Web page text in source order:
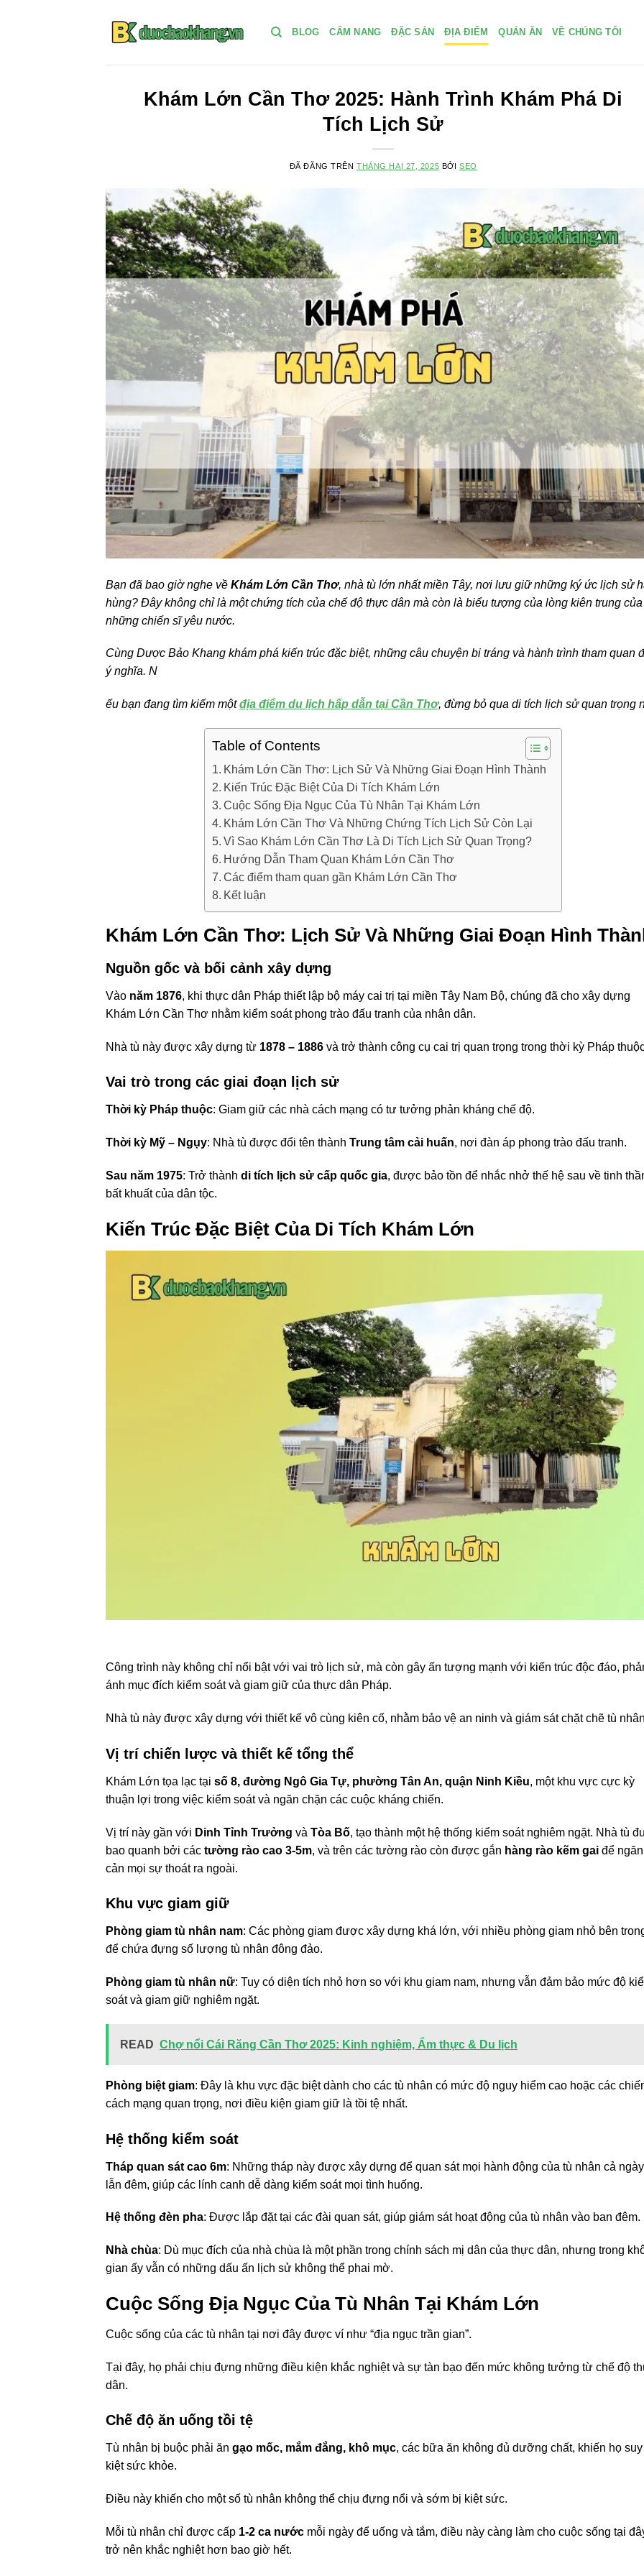
BLOG CẨM NANG ĐẶC SẢN ĐỊA ĐIỂM QUÁN ĂN VỀ CHÚNG TÔI
Khám Lớn Cần Thơ 2025: Hành Trình Khám Phá Di
Tích Lịch Sử
ĐÃ ĐĂNG TRÊNTHÁNG HAI 27, 2025 BỞI SEO
Bạn đã bao giờ nghe về Khám Lớn Cần Thơ, nhà tù lớn nhất miền Tây, nơi lưu giữ những ký ức lịch sử
hùng? Đây không chỉ là một chứng tích của chế độ thực dân mà còn là biểu tượng của lòng kiên trung của
những chiến sĩ yêu nước.
Cùng Dược Bảo Khang khám phá kiến trúc đặc biệt, những câu chuyện bi tráng và hành trình tham quan
ý nghĩa. N
ếu bạn đang tìm kiếm mộtđịa điểm du lịch hấp dẫn tại Cần Thơ, đừng bỏ qua di tích lịch sử quan trọng
Table of Contents
Khám Lớn Cần Thơ: Lịch Sử Và Những Giai Đoạn Hình Thành
Kiến Trúc Đặc Biệt Của Di Tích Khám Lớn
Cuộc Sống Địa Ngục Của Tù Nhân Tại Khám Lớn
Khám Lớn Cần Thơ Và Những Chứng Tích Lịch Sử Còn Lại
Vì Sao Khám Lớn Cần Thơ Là Di Tích Lịch Sử Quan Trọng?
Hướng Dẫn Tham Quan Khám Lớn Cần Thơ
Các điểm tham quan gần Khám Lớn Cần Thơ
Kết luận
Khám Lớn Cần Thơ: Lịch Sử Và Những Giai Đoạn Hình
Nguồn gốc và bối cảnh xây dựng
Vào năm 1876, khi thực dân Pháp thiết lập bộ máy cai trị tại miền Tây Nam Bộ, chúng đã cho xây dựng
Khám Lớn Cần Thơ nhằm kiểm soát phong trào đấu tranh của nhân dân.
Nhà tù này được xây dựng từ 1878 – 1886 và trở thành công cụ cai trị quan trọng trong thời kỳ Pháp
Vai trò trong các giai đoạn lịch sử
Thời kỳ Pháp thuộc: Giam giữ các nhà cách mạng có tư tưởng phản kháng chế độ.
Thời kỳ Mỹ – Ngụy: Nhà tù được đổi tên thành Trung tâm cải huấn, nơi đàn áp phong trào đấu tranh.
Sau năm 1975: Trở thành di tích lịch sử cấp quốc gia, được bảo tồn để nhắc nhở thế hệ sau về tinh
bất khuất của dân tộc.
Kiến Trúc Đặc Biệt Của Di Tích Khám Lớn
Công trình này không chỉ nổi bật với vai trò lịch sử, mà còn gây ấn tượng mạnh với kiến trúc độc đáo,
ánh mục đích kiểm soát và giam giữ của thực dân Pháp.
Nhà tù này được xây dựng với thiết kế vô cùng kiên cố, nhằm bảo vệ an ninh và giám sát chặt chẽ tù
Vị trí chiến lược và thiết kế tổng thể
Khám Lớn tọa lạc tại số 8, đường Ngô Gia Tự, phường Tân An, quận Ninh Kiều, một khu vực cực kỳ
thuận lợi trong việc kiểm soát và ngăn chặn các cuộc kháng chiến.
Vị trí này gần với Dinh Tỉnh Trưởng và Tòa Bố, tạo thành một hệ thống kiểm soát nghiêm ngặt. Nhà tù
bao quanh bởi các tường rào cao 3-5m, và trên các tường rào còn được gắn hàng rào kẽm gai để ngăn
cản mọi sự thoát ra ngoài.
Khu vực giam giữ
Phòng giam tù nhân nam: Các phòng giam được xây dựng khá lớn, với nhiều phòng giam nhỏ bên
để chứa đựng số lượng tù nhân đông đảo.
Phòng giam tù nhân nữ: Tuy có diện tích nhỏ hơn so với khu giam nam, nhưng vẫn đảm bảo mức độ
soát và giam giữ nghiêm ngặt.
READ Chợ nổi Cái Răng Cần Thơ 2025: Kinh nghiệm, Ẩm thực & Du lịch
Phòng biệt giam: Đây là khu vực đặc biệt dành cho các tù nhân có mức độ nguy hiểm cao hoặc các
cách mạng quan trọng, nơi điều kiện giam giữ là tồi tệ nhất.
Hệ thống kiểm soát
Tháp quan sát cao 6m: Những tháp này được xây dựng để quan sát mọi hành động của tù nhân cả ngày
lẫn đêm, giúp các lính canh dễ dàng kiểm soát mọi tình huống.
Hệ thống đèn pha: Được lắp đặt tại các đài quan sát, giúp giám sát hoạt động của tù nhân vào ban đêm.
Nhà chùa: Dù mục đích của nhà chùa là một phần trong chính sách mị dân của thực dân, nhưng trong
gian ấy vẫn có những dấu ấn lịch sử không thể phai mờ.
Cuộc Sống Địa Ngục Của Tù Nhân Tại Khám Lớn
Cuộc sống của các tù nhân tại nơi đây được ví như “địa ngục trần gian”.
Tại đây, họ phải chịu đựng những điều kiện khắc nghiệt và sự tàn bạo đến mức không tưởng từ chế độ
dân.
Chế độ ăn uống tồi tệ
Tù nhân bị buộc phải ăn gạo mốc, mắm đắng, khô mục, các bữa ăn không đủ dưỡng chất, khiến họ suy
kiệt sức khỏe.
Điều này khiến cho một số tù nhân không thể chịu đựng nổi và sớm bị kiệt sức.
Mỗi tù nhân chỉ được cấp 1-2 ca nước mỗi ngày để uống và tắm, điều này càng làm cho cuộc sống tại
trở nên khắc nghiệt hơn bao giờ hết.